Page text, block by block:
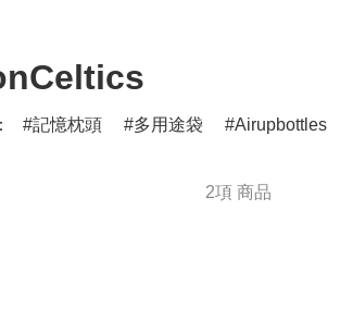
記憶枕頭 多用途袋 Airupbottles
2項 商品